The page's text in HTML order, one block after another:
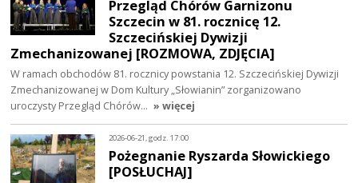
Przegląd Chórów Garnizonu
Szczecin w 81. rocznicę 12.
Szczecińskiej Dywizji
Zmechanizowanej [ROZMOWA, ZDJĘCIA]
W ramach obchodów 81. rocznicy powstania 12. Szczecińskiej Dywizji
Zmechanizowanej w Dom Kultury „Słowianin” zorganizowano
uroczysty Przegląd Chórów… » więcej
2026-06-21, godz. 17:00
Pożegnanie Ryszarda Słowickiego
[POSŁUCHAJ]